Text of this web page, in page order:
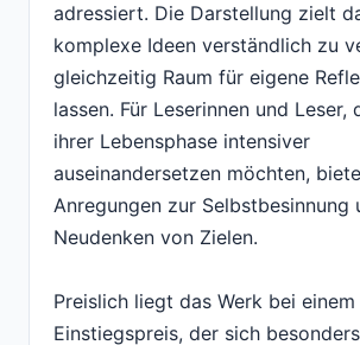
adressiert. Die Darstellung zielt
komplexe Ideen verständlich zu
gleichzeitig Raum für eigene
lassen. Für Leserinnen und Leser,
ihrer Lebensphase intensiver
auseinandersetzen möchten,
Anregungen zur Selbstbesinnung
Neudenken von Zielen.
Preislich liegt das Werk bei
Einstiegspreis, der sich